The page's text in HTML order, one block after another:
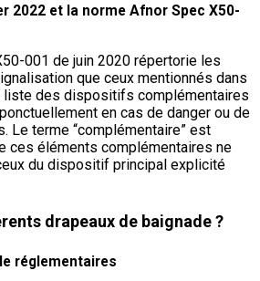
2022 et la norme Afnor Spec X50-
001 de juin 2020 répertorie les
que ceux mentionnés dans
liste des dispositifs complémentaires
en cas de danger ou de
Le terme “complémentaire” est
ces éléments complémentaires ne
du dispositif principal explicité
drapeaux de baignade ?
réglementaires